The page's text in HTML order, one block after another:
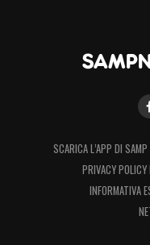
SCARICA L’APP DI
PRIVACY
INFORMATIVA